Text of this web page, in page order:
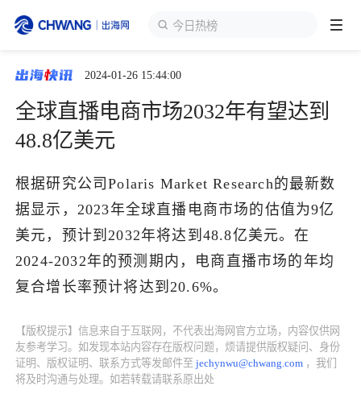
今日热榜
跨境展会
出海服务
出海资讯
跨境报告
出海导航
出海交流群
2024-01-26 15:44:00
全球直播电商市场2032年有望达到
48.8亿美元
根据研究公司Polaris Market Research的最新数
据显示，2023年全球直播电商市场的估值为9亿
美元，预计到2032年将达到48.8亿美元。在
2024-2032年的预测期内，电商直播市场的年均
复合增长率预计将达到20.6%。
【版权提示】信息来自于互联网，不代表出海网官方立场，内容仅供网
友参考学习。如发现本站内容存在版权问题，烦请提供版权疑问、身份
证明、版权证明、联系方式等发邮件至jechynwu@chwang.com ，我们
将及时沟通与处理。如若转载请联系原出处